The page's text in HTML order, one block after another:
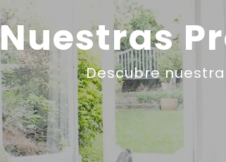
Nuestras
Descubre